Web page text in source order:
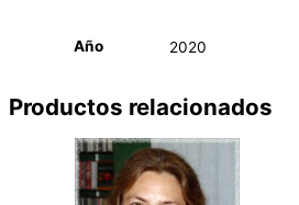
Año 2020
Productos relacionados